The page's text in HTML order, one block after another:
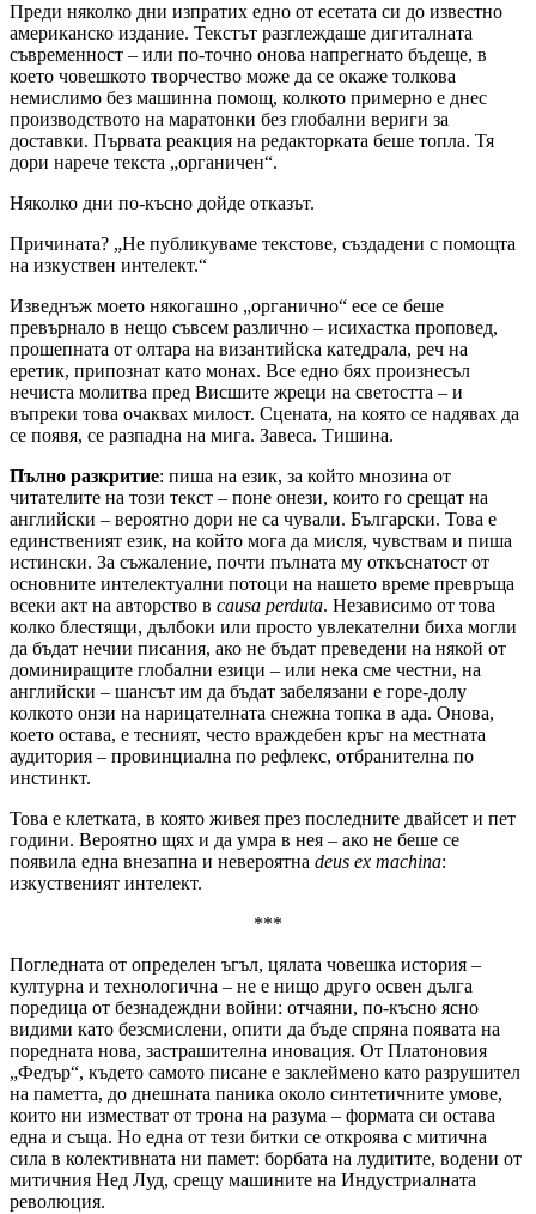
Преди няколко дни изпратих едно от есетата си до известно
американско издание. Текстът разглеждаше дигиталната
съвременност – или по-точно онова напрегнато бъдеще, в
което човешкото творчество може да се окаже толкова
немислимо без машинна помощ, колкото примерно е днес
производството на маратонки без глобални вериги за
доставки. Първата реакция на редакторката беше топла. Тя
дори нарече текста „органичен“.
Няколко дни по-късно дойде отказът.
Причината? „Не публикуваме текстове, създадени с помощта
на изкуствен интелект.“
Изведнъж моето някогашно „органично“ есе се беше
превърнало в нещо съвсем различно – исихастка проповед,
прошепната от олтара на византийска катедрала, реч на
еретик, припознат като монах. Все едно бях произнесъл
нечиста молитва пред Висшите жреци на светостта – и
въпреки това очаквах милост. Сцената, на която се надявах да
се появя, се разпадна на мига. Завеса. Тишина.
Пълно разкритие: пиша на език, за който мнозина от
читателите на този текст – поне онези, които го срещат на
английски – вероятно дори не са чували. Български. Това е
единственият език, на който мога да мисля, чувствам и пиша
истински. За съжаление, почти пълната му откъснатост от
основните интелектуални потоци на нашето време превръща
всеки акт на авторство в causa perduta. Независимо от това
колко блестящи, дълбоки или просто увлекателни биха могли
да бъдат нечии писания, ако не бъдат преведени на някой от
доминиращите глобални езици – или нека сме честни, на
английски – шансът им да бъдат забелязани е горе-долу
колкото онзи на нарицателната снежна топка в ада. Онова,
което остава, е тесният, често враждебен кръг на местната
аудитория – провинциална по рефлекс, отбранителна по
инстинкт.
Това е клетката, в която живея през последните двайсет и пет
години. Вероятно щях и да умра в нея – ако не беше се
появила една внезапна и невероятна deus ex machina:
изкуственият интелект.
***
Погледната от определен ъгъл, цялата човешка история –
културна и технологична – не е нищо друго освен дълга
поредица от безнадеждни войни: отчаяни, по-късно ясно
видими като безсмислени, опити да бъде спряна появата на
поредната нова, застрашителна иновация. От Платоновия
„Федър“, където самото писане е заклеймено като разрушител
на паметта, до днешната паника около синтетичните умове,
които ни изместват от трона на разума – формата си остава
една и съща. Но една от тези битки се откроява с митична
сила в колективната ни памет: борбата на лудитите, водени от
митичния Нед Луд, срещу машините на Индустриалната
революция.